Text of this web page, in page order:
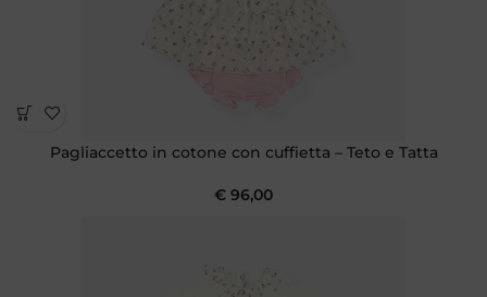
Pagliaccetto in cotone con cuffietta – Teto e Tatta
€ 96,00